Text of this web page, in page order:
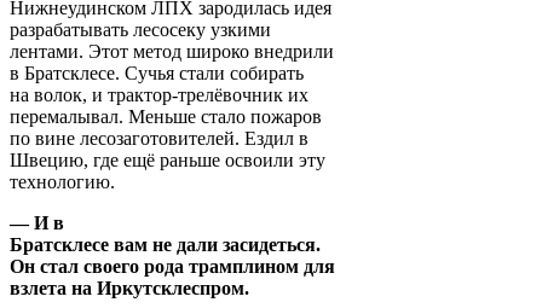
Нижнеудинском ЛПХ зародилась идея
разрабатывать лесосеку узкими
лентами. Этот метод широко внедрили
в Братсклесе. Сучья стали собирать
на волок, и трактор-трелёвочник их
перемалывал. Меньше стало пожаров
по вине лесозаготовителей. Ездил в
Швецию, где ещё раньше освоили эту
технологию.
— И в
Братсклесе вам не дали засидеться.
Он стал своего рода трамплином для
взлета на Иркутсклеспром.